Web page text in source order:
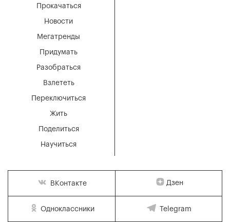
Мегатренды
Придумать
Разобраться
Взлететь
Новости
Переключиться
Жить
Поделиться
Научиться
Прокачаться
ВКонтакте Дзен
Одноклассники Telegram